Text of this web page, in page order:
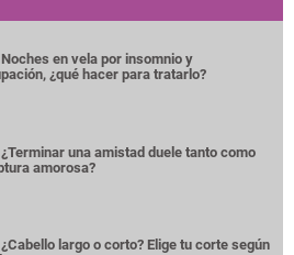
Noches en vela por insomnio y
¿qué hacer para tratarlo?
¿Terminar una amistad duele tanto como
amorosa?
¿Cabello largo o corto? Elige tu corte según